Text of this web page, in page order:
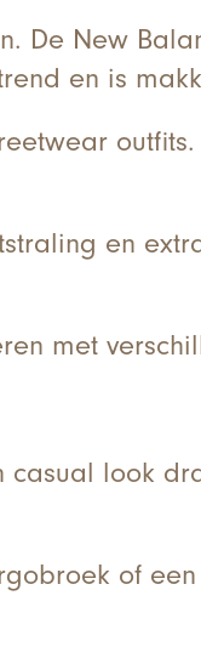
De New
en is
en
met
casual look
of